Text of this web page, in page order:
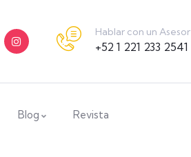
Hablar con un Asesor
+52 1 221 233 2541
Blog Revista